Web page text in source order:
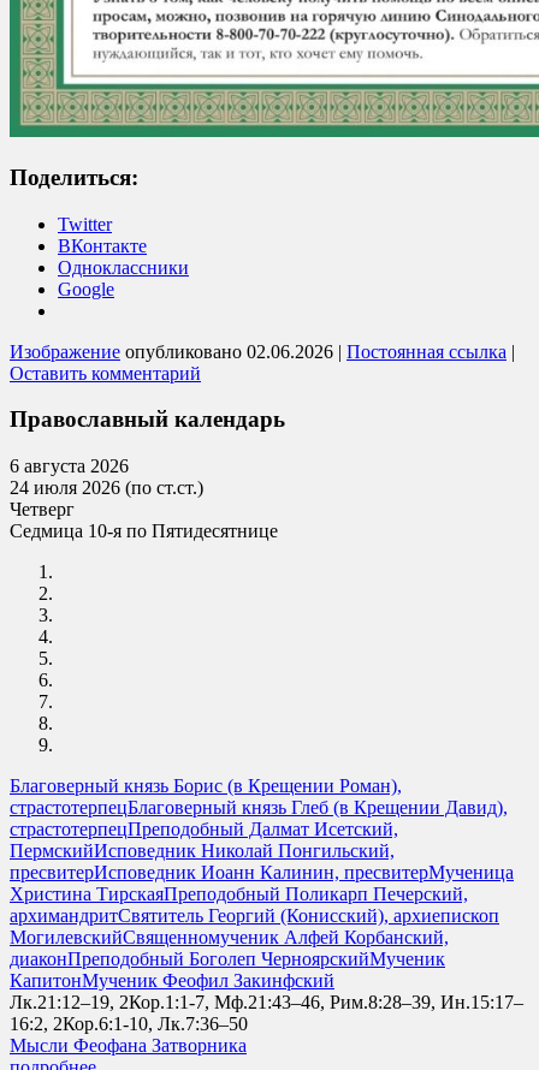
Поделиться:
Twitter
ВКонтакте
Одноклассники
Google
Изображение опубликовано 02.06.2026 | Постоянная ссылка |
Оставить комментарий
Православный календарь
6 августа 2026
24 июля 2026 (по ст.ст.)
Четверг
Седмица 10-я по Пятидесятнице
Благоверный князь Борис (в Крещении Роман),
страстотерпецБлаговерный князь Глеб (в Крещении Давид),
страстотерпецПреподобный Далмат Исетский,
ПермскийИсповедник Николай Понгильский,
пресвитерИсповедник Иоанн Калинин, пресвитерМученица
Христина ТирскаяПреподобный Поликарп Печерский,
архимандритСвятитель Георгий (Конисский), архиепископ
МогилевскийСвященномученик Алфей Корбанский,
диаконПреподобный Боголеп ЧерноярскийМученик
КапитонМученик Феофил Закинфский
Лк.21:12–19, 2Кор.1:1-7, Мф.21:43–46, Рим.8:28–39, Ин.15:17–
16:2, 2Кор.6:1-10, Лк.7:36–50
Мысли Феофана Затворника